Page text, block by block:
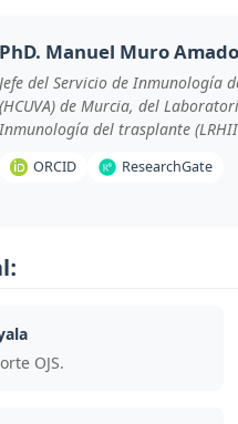
PhD. Manuel Muro
Jefe del Servicio de Inmunología
(HCUVA) de Murcia, del
Inmunología del trasplante
ORCID ResearchGate
OJS.